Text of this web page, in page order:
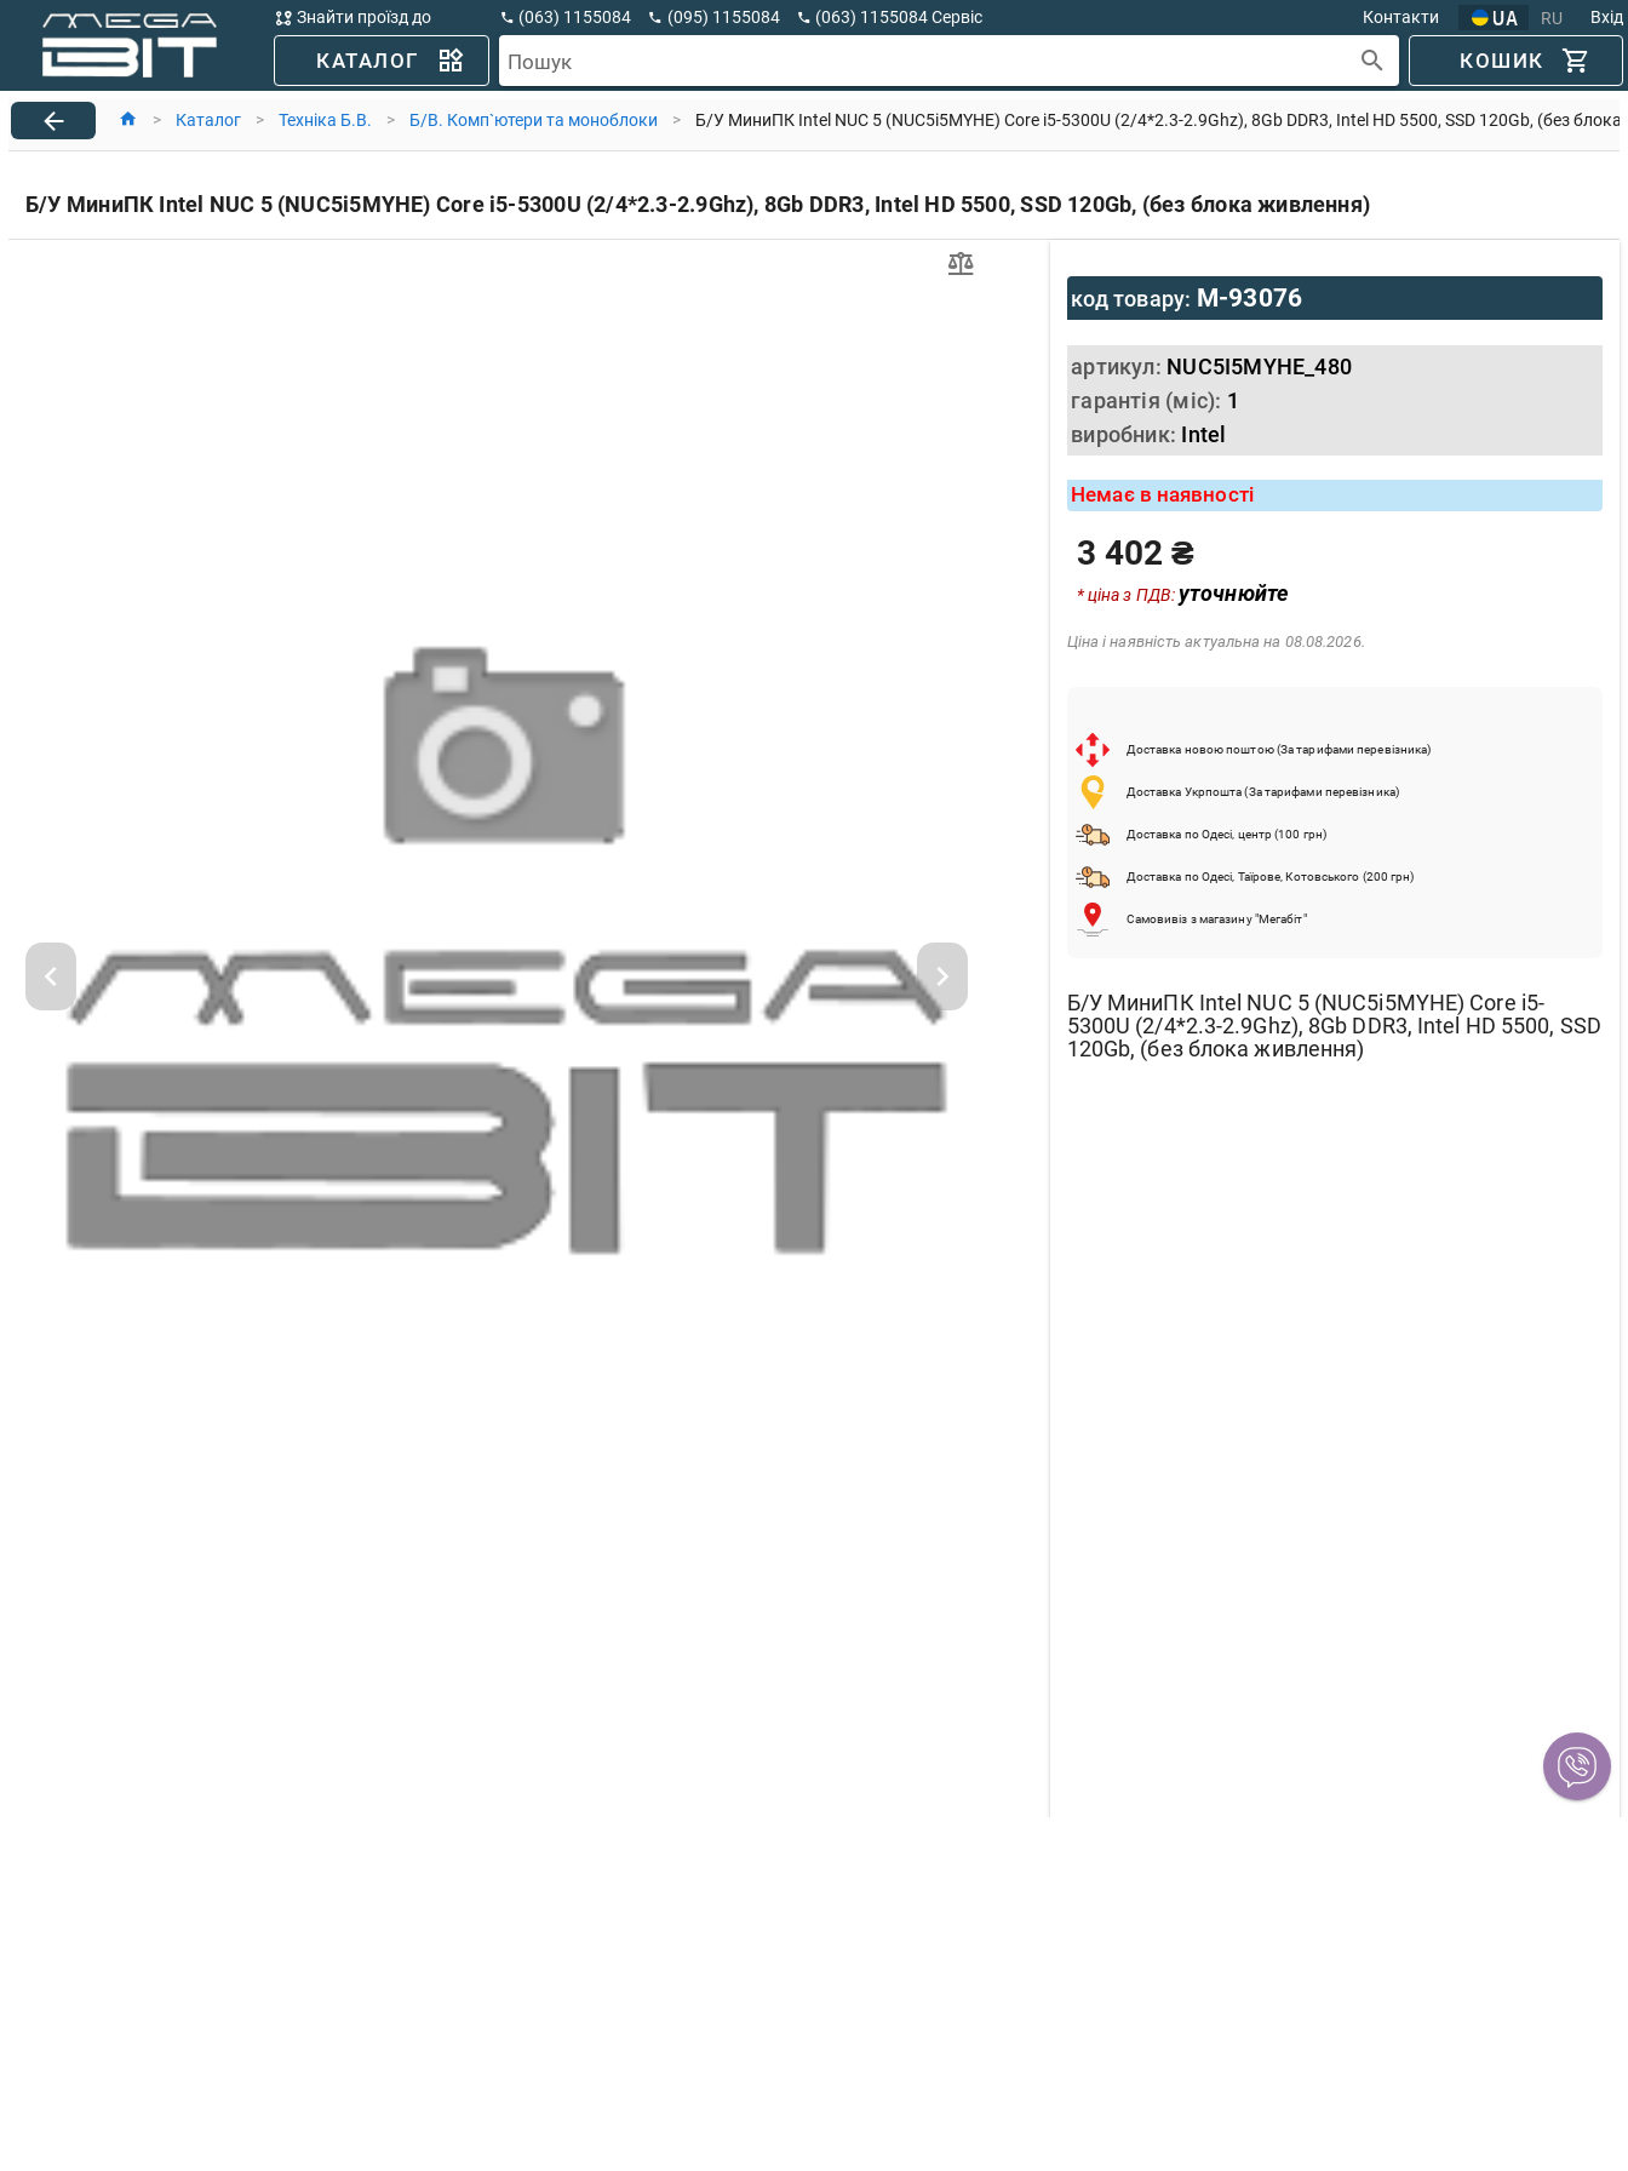
Знайти проїзд до
MegaBit
(063) 1155084 (095) 1155084
(063) 1155084 Сервіс
Вхід
RU
Контакти
КАТАЛОГ Пошук КОШИК
> Каталог > Техніка Б.В. > Б/В. Комп`ютери та моноблоки > Б/У МиниПК Intel NUC 5 (NUC5i5MYHE) Core i5-5300U (2/4*2.3-2.9Ghz), 8Gb DDR3, Intel HD 5500, SSD 120Gb, (без
Б/У МиниПК Intel NUC 5 (NUC5i5MYHE) Core i5-5300U (2/4*2.3-2.9Ghz), 8Gb DDR3, Intel HD 5500, SSD 120Gb, (без блока живлення)
код товару: M-93076
артикул: NUC5I5MYHE_480
гарантія (міс): 1
виробник: Intel
Немає в наявності
3 402 ₴
* ціна з ПДВ:уточнюйте
Ціна і наявність актуальна на 08.08.2026.
Доставка новою поштою (За тарифами перевізника)
Доставка Укрпошта (За тарифами перевізника)
Доставка по Одесі, центр (100 грн)
Доставка по Одесі, Таїрове, Котовського (200 грн)
Самовивіз з магазину "Мегабіт"
Б/У МиниПК Intel NUC 5 (NUC5i5MYHE) Core i5-
5300U (2/4*2.3-2.9Ghz), 8Gb DDR3, Intel HD 5500, SSD
120Gb, (без блока живлення)